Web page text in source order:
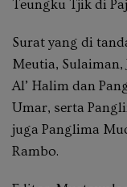
Teungku Tjik di
Surat yang di
Meutia, Sulaiman,
Al’ Halim dan
Umar, serta
juga Panglima
Rambo.